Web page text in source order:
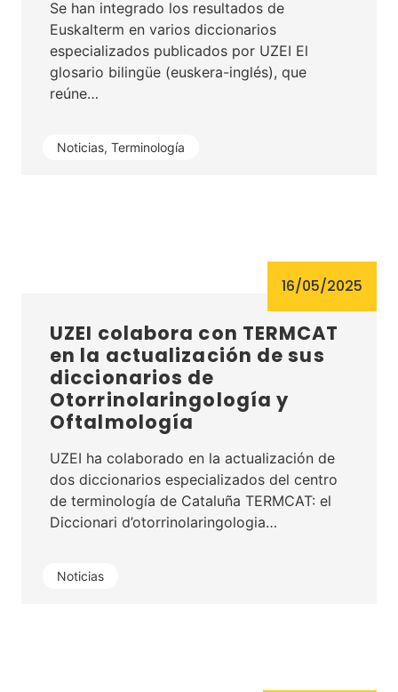
Noticias, Terminología
Se han integrado los resultados de
Euskalterm en varios diccionarios
especializados publicados por UZEI El
glosario bilingüe (euskera-inglés), que
reúne…
Noticias
16/05/2025
UZEI colabora con TERMCAT
en la actualización de sus
diccionarios de
Otorrinolaringología y
Oftalmología
UZEI ha colaborado en la actualización de
dos diccionarios especializados del centro
de terminología de Cataluña TERMCAT: el
Diccionari d’otorrinolaringologia…